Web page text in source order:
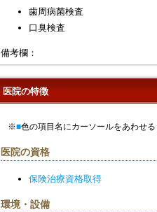
歯周病菌検査
口臭検査
備考欄：
医院の特徴
※■色の項目名にカーソールをあわせ
医院の資格
保険治療資格取得
環境・設備